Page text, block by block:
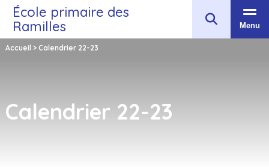
École primaire des
Ramilles
Menu
Accueil > Calendrier 22-23
Calendrier 22-23